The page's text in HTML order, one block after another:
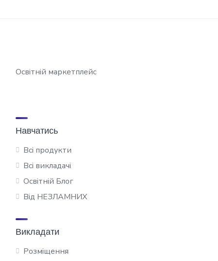
Освітній маркетплейс
Навчатись
Всі продукти
Всі викладачі
Освітній Блог
Від НЕЗЛАМНИХ
Викладати
Розміщення